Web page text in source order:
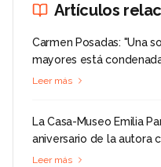
Artículos
Carmen Posadas: "Una
mayores está
Leer más
La Casa-Museo Emilia
aniversario de la autora
Leer más